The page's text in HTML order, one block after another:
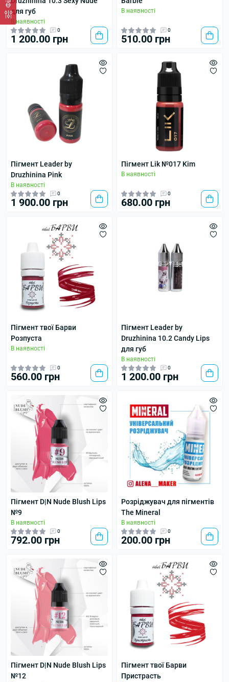
для губ
В наявності
0
1 200.00 грн
В наявності
0
510.00 грн
Пігмент Leader by
Druzhinina Pink
В наявності
0
1 900.00 грн
Пігмент Lik №017 Kim
В наявності
0
680.00 грн
Пігмент твої Барви
Розпуста
В наявності
0
560.00 грн
Пігмент Leader by
Druzhinina 10.2 Candy Lips
для губ
В наявності
0
1 200.00 грн
Пігмент D|N Nude Blush Lips
№9
В наявності
0
792.00 грн
Розріджувач для пігментів
The Mineral
В наявності
0
200.00 грн
Пігмент D|N Nude Blush Lips
№12
Пігмент твої Барви
Пристрасть